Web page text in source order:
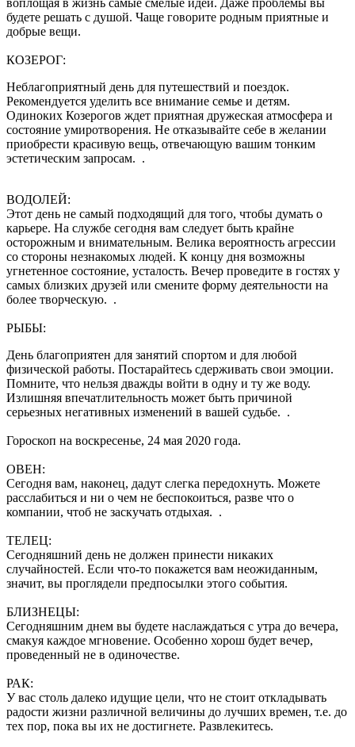
воплощая в жизнь самые смелые идеи. Даже проблемы вы
будете решать с душой. Чаще говорите родным приятные и
добрые вещи.
КОЗЕРОГ:
Неблагоприятный день для путешествий и поездок.
Рекомендуется уделить все внимание семье и детям.
Одиноких Козерогов ждет приятная дружеская атмосфера и
состояние умиротворения. Не отказывайте себе в желании
приобрести красивую вещь, отвечающую вашим тонким
эстетическим запросам. .
ВОДОЛЕЙ:
Этот день не самый подходящий для того, чтобы думать о
карьере. На службе сегодня вам следует быть крайне
осторожным и внимательным. Велика вероятность агрессии
со стороны незнакомых людей. К концу дня возможны
угнетенное состояние, усталость. Вечер проведите в гостях у
самых близких друзей или смените форму деятельности на
более творческую. .
РЫБЫ:
День благоприятен для занятий спортом и для любой
физической работы. Постарайтесь сдерживать свои эмоции.
Помните, что нельзя дважды войти в одну и ту же воду.
Излишняя впечатлительность может быть причиной
серьезных негативных изменений в вашей судьбе. .
Гороскоп на воскресенье, 24 мая 2020 года.
ОВЕН:
Сегодня вам, наконец, дадут слегка передохнуть. Можете
расслабиться и ни о чем не беспокоиться, разве что о
компании, чтоб не заскучать отдыхая. .
ТЕЛЕЦ:
Сегодняшний день не должен принести никаких
случайностей. Если что-то покажется вам неожиданным,
значит, вы проглядели предпосылки этого события.
БЛИЗНЕЦЫ:
Сегодняшним днем вы будете наслаждаться с утра до вечера,
смакуя каждое мгновение. Особенно хорош будет вечер,
проведенный не в одиночестве.
РАК:
У вас столь далеко идущие цели, что не стоит откладывать
радости жизни различной величины до лучших времен, т.е. до
тех пор, пока вы их не достигнете. Развлекитесь.